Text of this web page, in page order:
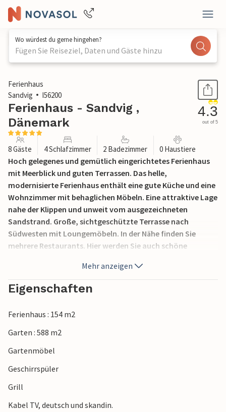
Wo würdest du gerne hingehen?
Fügen Sie Reiseziel, Daten und Gäste hinzu
1 / 28
Ferienhaus
Sandvig
I56200
Ferienhaus - Sandvig ,
Dänemark
4.3
out of 5
8 Gäste 4 Schlafzimmer 2 Badezimmer 0 Haustiere
Hoch gelegenes und gemütlich eingerichtetes Ferienhaus
mit Meerblick und guten Terrassen. Das helle,
modernisierte Ferienhaus enthält eine gute Küche und eine
Wohnzimmer mit behaglichen Möbeln. Eine attraktive Lage
nahe der Klippen und unweit vom ausgezeichneten
Sandstrand. Große, sichtgeschützte Terrasse nach
Südwesten mit Loungemöbeln. In der Nähe finden Sie
mehrere Restaurants. Hier werden Sie auch schöne
Mehr anzeigen
Eigenschaften
Ferienhaus : 154 m2
Garten : 588 m2
Gartenmöbel
Geschirrspüler
Grill
Kabel TV, deutsch und skandin.